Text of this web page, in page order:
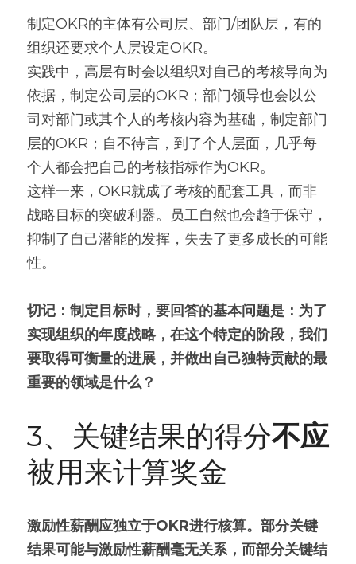
制定OKR的主体有公司层、部门/团队层，有的
组织还要求个人层设定OKR。
实践中，高层有时会以组织对自己的考核导向为
依据，制定公司层的OKR；部门领导也会以公
司对部门或其个人的考核内容为基础，制定部门
层的OKR；自不待言，到了个人层面，几乎每
个人都会把自己的考核指标作为OKR。
这样一来，OKR就成了考核的配套工具，而非
战略目标的突破利器。员工自然也会趋于保守，
抑制了自己潜能的发挥，失去了更多成长的可能
性。
切记：制定目标时，要回答的基本问题是：为了
实现组织的年度战略，在这个特定的阶段，我们
要取得可衡量的进展，并做出自己独特贡献的最
重要的领域是什么？
3、关键结果的得分不应
被用来计算奖金
激励性薪酬应独立于OKR进行核算。部分关键
结果可能与激励性薪酬毫无关系，而部分关键结